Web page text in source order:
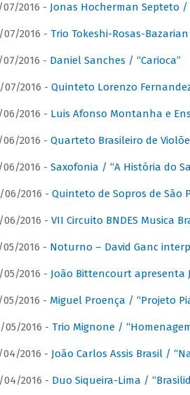
07/2016 - Jonas Hocherman Septeto /
07/2016 - Trio Tokeshi-Rosas-
07/2016 - Daniel Sanches / “Carioca”
07/2016 - Quinteto Lorenzo
06/2016 - Luis Afonso Montanha e
06/2016 - Quarteto Brasileiro de
06/2016 - Saxofonia / “A História do
06/2016 - Quinteto de Sopros de São
06/2016 - VII Circuito BNDES Musica
05/2016 - Noturno – David Ganc
05/2016 - João Bittencourt apresenta
05/2016 - Miguel Proença / “Projeto
05/2016 - Trio Mignone /
04/2016 - João Carlos Assis Brasil /
04/2016 - Duo Siqueira-Lima /